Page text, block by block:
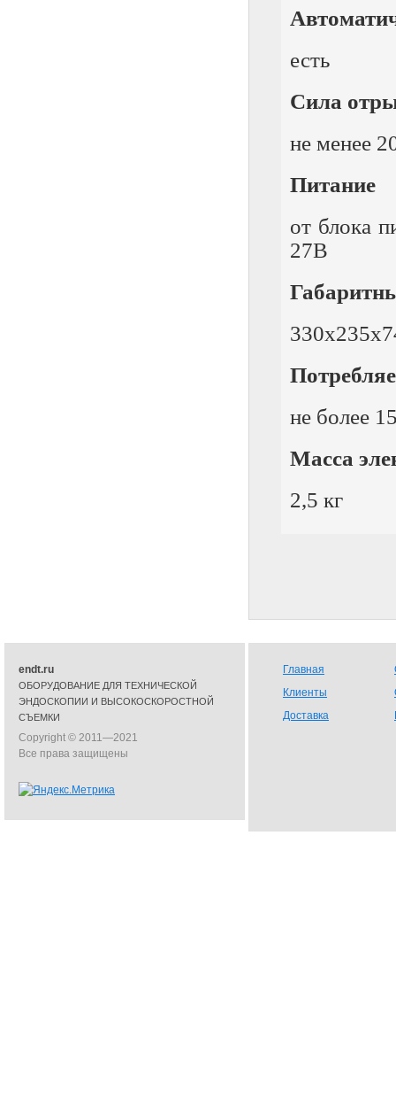
есть
Сила
не менее
Питание
от блока
27В
не более
Масса
2,5 кг
endt.ru
ОБОРУДОВАНИЕ ДЛЯ ТЕХНИЧЕСКОЙ
ЭНДОСКОПИИ И ВЫСОКОСКОРОСТНОЙ
СЪЕМКИ
Copyright © 2011—2021
Все права защищены
Главная
Клиенты
Доставка